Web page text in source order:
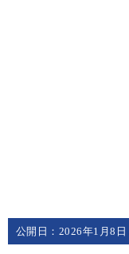
公開日： 2026年1月8日